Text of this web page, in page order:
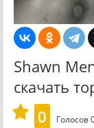
Shawn
скачать
0
Голосов